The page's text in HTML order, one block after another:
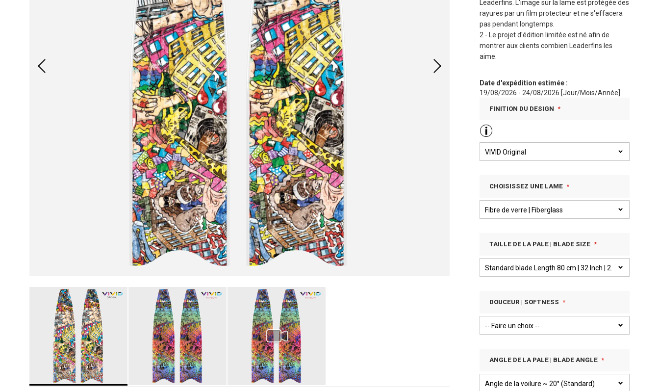
Leaderfins. L'image sur la lame est protégée des
rayures par un film protecteur et ne s'effacera
pas pendant longtemps.
2 - Le projet d'édition limitée est né afin de
montrer aux clients combien Leaderfins les
aime.
Date d'expédition estimée :
19/08/2026 - 24/08/2026 [Jour/Mois/Année]
FINITION DU DESIGN
CHOISISSEZ UNE LAME
TAILLE DE LA PALE | BLADE SIZE
DOUCEUR | SOFTNESS
ANGLE DE LA PALE | BLADE ANGLE